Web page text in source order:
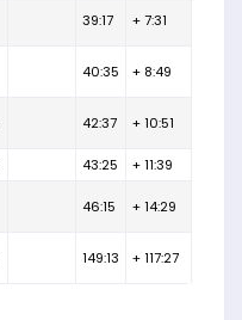
39:17 + 7:31
40:35 + 8:49
42:37 + 10:51
43:25 + 11:39
46:15 + 14:29
149:13 + 117:27